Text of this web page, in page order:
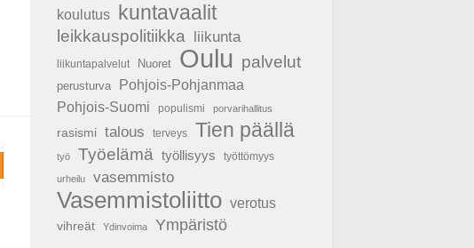
koulutus kuntavaalit
leikkauspolitiikka liikunta
liikuntapalvelut Nuoret Oulu palvelut
perusturva
Pohjois-Pohjanmaa
Pohjois-Suomi
populismi porvarihallitus
rasismi talous terveys Tien päällä
työ Työelämä työllisyys työttömyys
urheilu vasemmisto
Vasemmistoliitto verotus
vihreät Ydinvoima Ympäristö